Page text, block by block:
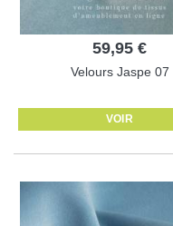
59,95 €
Velours Jaspe 07
VOIR